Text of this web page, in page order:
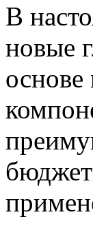
В
новые